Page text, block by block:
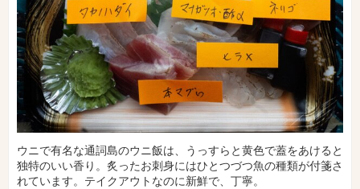
ウニで有名な通詞島のウニ飯は、うっすらと黄色で蓋をあけると
独特のいい香り。炙ったお刺身にはひとつづつ魚の種類が付箋さ
れています。テイクアウトなのに新鮮で、丁寧。